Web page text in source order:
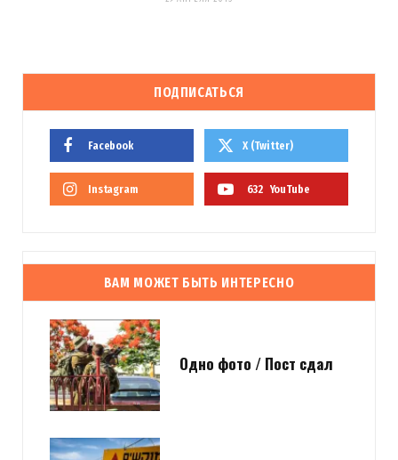
ПОДПИСАТЬСЯ
Facebook X (Twitter)
Instagram 632 YouTube
ВАМ МОЖЕТ БЫТЬ ИНТЕРЕСНО
Одно фото / Пост сдал